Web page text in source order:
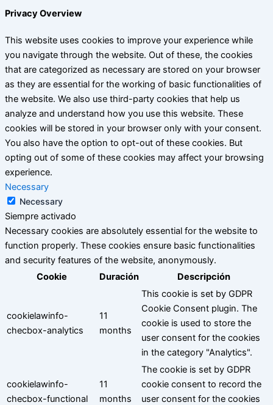
Privacy Overview
This website uses cookies to improve your experience while
you navigate through the website. Out of these, the cookies
that are categorized as necessary are stored on your browser
as they are essential for the working of basic functionalities of
the website. We also use third-party cookies that help us
analyze and understand how you use this website. These
cookies will be stored in your browser only with your consent.
You also have the option to opt-out of these cookies. But
opting out of some of these cookies may affect your browsing
experience.
Necessary
Necessary
Siempre activado
Necessary cookies are absolutely essential for the website to
function properly. These cookies ensure basic functionalities
and security features of the website, anonymously.
Cookie
Duración Descripción
cookielawinfo-
checbox-analytics
11
months
This cookie is set by GDPR
Cookie Consent plugin. The
cookie is used to store the
user consent for the cookies
in the category "Analytics".
cookielawinfo-
checbox-functional
11
months
The cookie is set by GDPR
cookie consent to record the
user consent for the cookies